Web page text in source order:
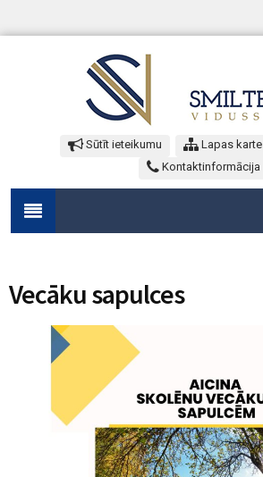
Sūtīt ieteikumu Lapas karte
Kontaktinformācija
Vecāku sapulces